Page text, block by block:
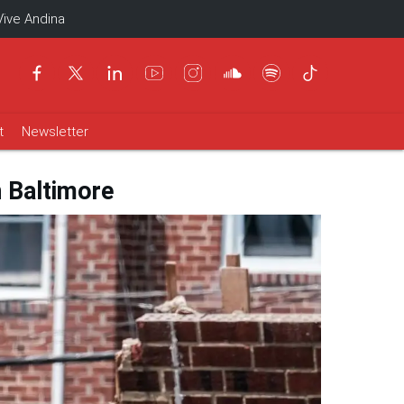
Andina
Newsletter
Baltimore